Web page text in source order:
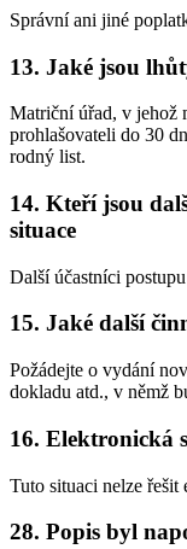
Správní ani jiné
13. Jaké jsou
Matriční úřad, v jehož
prohlašovateli do 30
rodný list.
14. Kteří jsou
situace
Další účastníci
15. Jaké další
Požádejte o vydání
dokladu atd., v němž
16. Elektronická
Tuto situaci nelze řešit
28. Popis byl